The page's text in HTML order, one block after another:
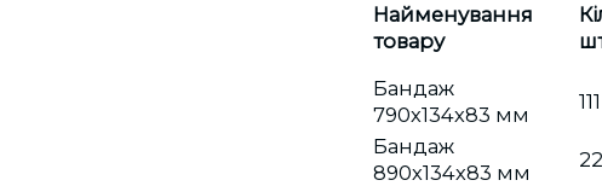
Найменування
товару
Бандаж
790х134х83 мм
111
Бандаж
890х134х83 мм